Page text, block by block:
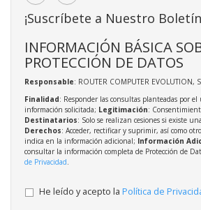
¡Suscríbete a Nuestro
INFORMACIÓN BÁSICA
PROTECCIÓN DE DATOS
Responsable: ROUTER COMPUTER EVOLUTION,
Finalidad: Responder las consultas planteadas por
información solicitada; Legitimación:
Destinatarios: Solo se realizan cesiones si existe
Derechos: Acceder, rectificar y suprimir, así como
indica en la información adicional; Información
consultar la información completa de Protección de
de Privacidad
He leído y acepto la Política de